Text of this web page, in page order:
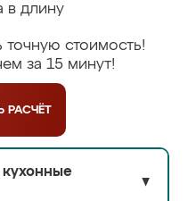
в длину
стоимость!
за 15 минут!
РАСЧЁТ
кухонные
▼